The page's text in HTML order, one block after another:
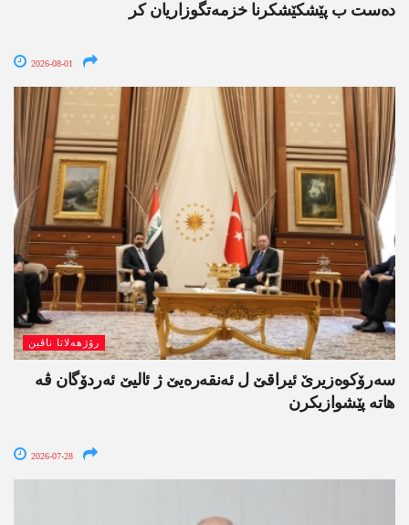
دەست ب پێشکێشکرنا خزمەتگوزاریان کر
2026-08-01
رۆژھەلاتا ناڤین
سەرۆکوەزیرێ ئیراقێ ل ئەنقەرەیێ ژ ئالیێ ئەردۆگان ڤە
ھاتە پێشوازیکرن
2026-07-28